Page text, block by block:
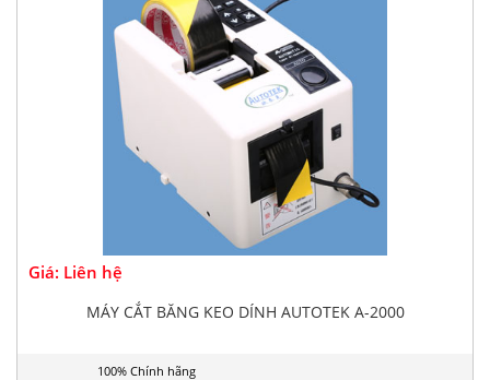
Giá: Liên hệ
MÁY CẮT BĂNG KEO DÍNH AUTOTEK A-2000
100% Chính hãng